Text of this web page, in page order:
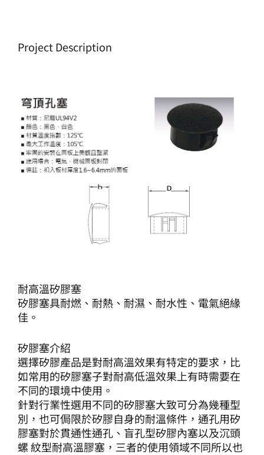
Project Description
耐高溫矽膠塞
矽膠塞具耐燃、耐熱、耐濕、耐水性、電氣絕緣
佳。
矽膠塞介紹
選擇矽膠產品是對耐高溫效果有特定的要求，比
如常用的矽膠塞子對耐高低溫效果上有時需要在
不同的環境中使用。
針對行業性選用不同的矽膠塞大致可分為幾種型
別，也可侷限於矽膠自身的耐溫條件，通孔用矽
膠塞對於貫通性通孔、盲孔型矽膠內塞以及沉頭
螺 紋型耐高溫膠塞，三者的使用領域不同所以也